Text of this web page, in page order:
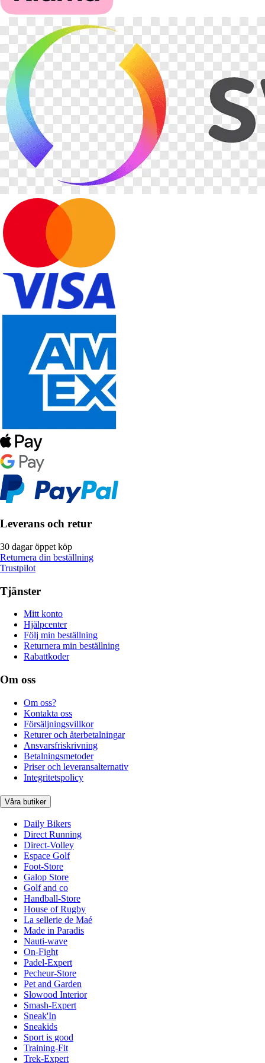
Leverans och retur
30 dagar öppet köp
Returnera din beställning
Trustpilot
Tjänster
Mitt konto
Hjälpcenter
Följ min beställning
Returnera min beställning
Rabattkoder
Om oss
Om oss?
Kontakta oss
Försäljningsvillkor
Returer och återbetalningar
Ansvarsfriskrivning
Betalningsmetoder
Priser och leveransalternativ
Integritetspolicy
Våra butiker
Daily Bikers
Direct Running
Direct-Volley
Espace Golf
Foot-Store
Galop Store
Golf and co
Handball-Store
House of Rugby
La sellerie de Maé
Made in Paradis
Nauti-wave
On-Fight
Padel-Expert
Pecheur-Store
Pet and Garden
Slowood Interior
Smash-Expert
Sneak'In
Sneakids
Sport is good
Training-Fit
Trek-Expert